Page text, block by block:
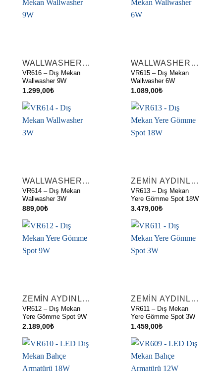
WALLWASHER AYDINLATMA
VR616 – Dış Mekan
Wallwasher 9W
1.299,00₺
WALLWASHER AYDINLATMA
VR615 – Dış Mekan
Wallwasher 6W
1.089,00₺
WALLWASHER AYDINLATMA
VR614 – Dış Mekan
Wallwasher 3W
889,00₺
ZEMIN AYDINLATMA
VR613 – Dış Mekan
Yere Gömme Spot 18W
3.479,00₺
ZEMIN AYDINLATMA
VR612 – Dış Mekan
Yere Gömme Spot 9W
2.189,00₺
ZEMIN AYDINLATMA
VR611 – Dış Mekan
Yere Gömme Spot 3W
1.459,00₺